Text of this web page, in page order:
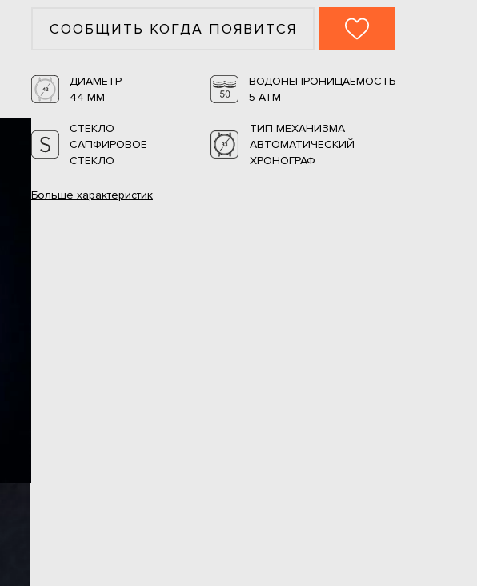
СООБЩИТЬ КОГДА ПОЯВИТСЯ
ДИАМЕТР
44 ММ
ВОДОНЕПРОНИЦАЕМОСТЬ
5 ATM
СТЕКЛО
САПФИРОВОЕ
СТЕКЛО
ТИП МЕХАНИЗМА
АВТОМАТИЧЕСКИЙ
ХРОНОГРАФ
Больше характеристик